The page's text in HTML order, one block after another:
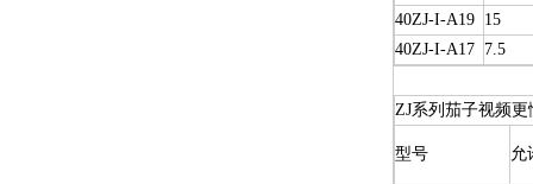
40ZJ-I-A19 15
40ZJ-I-A17 7.5
ZJ系列茄子视频
型号 允